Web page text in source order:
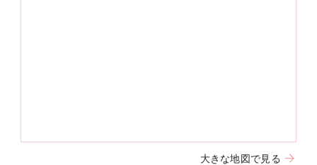
大きな地図で見る